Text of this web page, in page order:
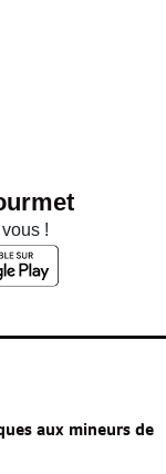
!
aux mineurs de